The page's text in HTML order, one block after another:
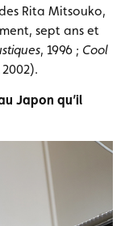
Rita Mitsouko,
sept ans et
, 1996 ; Cool
2002).
Japon qu’il